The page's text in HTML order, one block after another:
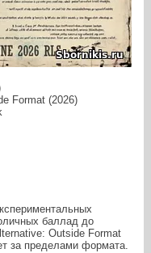
Format (2026)
баллад до
Outside Format
за пределами формата.